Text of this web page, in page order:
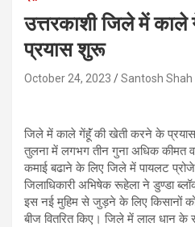
उत्तरकाशी जिले में
प्रयास शुरू
October 24, 2023 Santosh Shah
जिले में काले गेंहॅूं की खेती करने के
तुलना में लगभग तीन गुना अधिक कीमत
कमाई बढाने के लिए जिले में पायलट
जिलाधिकारी अभिषेक रूहेला ने डुण्डा
इस नई मुहिम से जुड़ने के लिए किसानों
बीज वितरित किए। जिले में लाल धान के